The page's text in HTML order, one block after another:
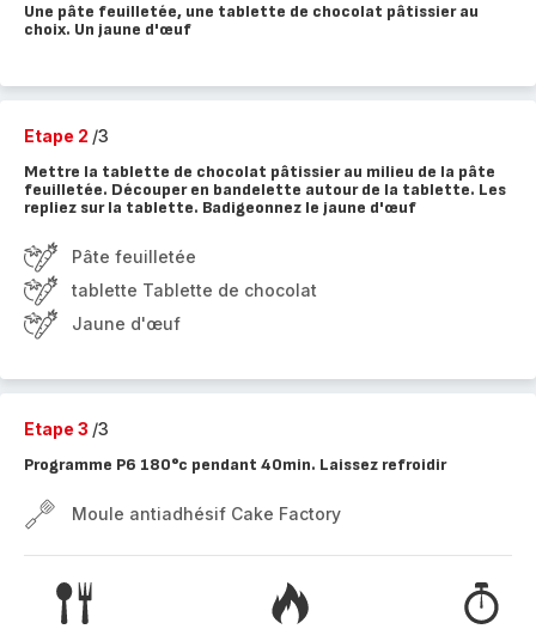
Une pâte feuilletée, une tablette de chocolat pâtissier au
choix. Un jaune d'œuf
Etape 2 /3
Mettre la tablette de chocolat pâtissier au milieu de la pâte
feuilletée. Découper en bandelette autour de la tablette. Les
repliez sur la tablette. Badigeonnez le jaune d'œuf
Pâte feuilletée
tablette Tablette de chocolat
Jaune d'œuf
Etape 3 /3
Programme P6 180°c pendant 40min. Laissez refroidir
Moule antiadhésif Cake Factory